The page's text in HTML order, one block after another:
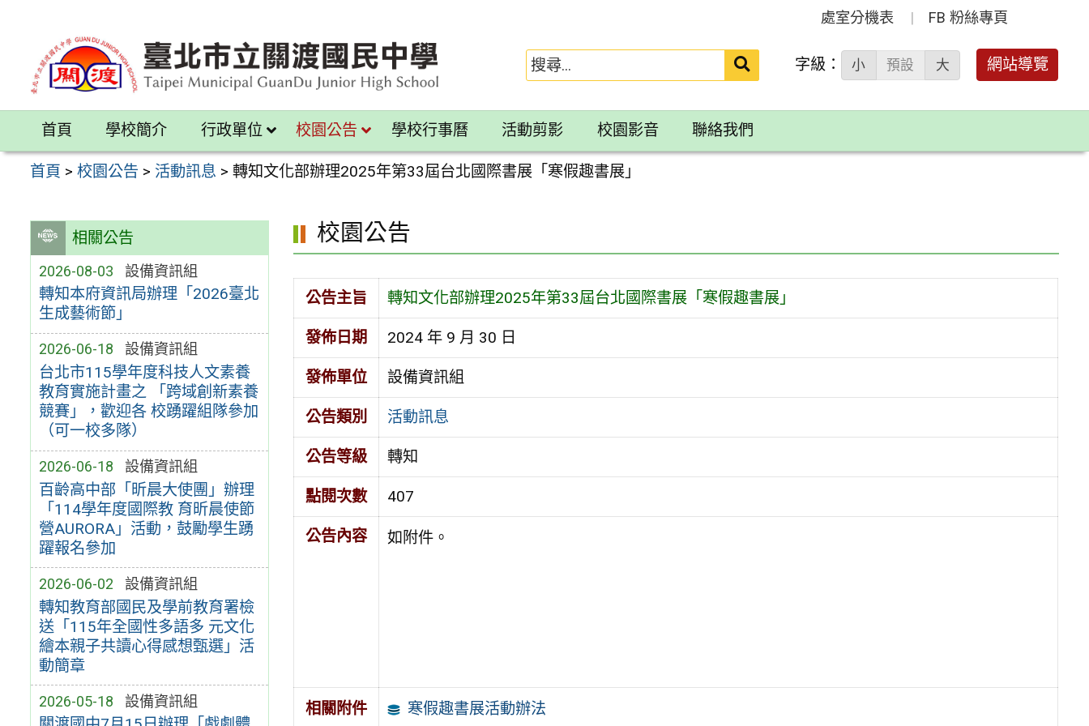
內
區
處室分機表 FB 粉絲專頁
送出 字級： 小 預設 大 網站導覽
首頁 學校簡介 行政單位 校園公告 學校行事曆 活動剪影 校園影音 聯絡我們
首頁 >校園公告 > 活動訊息 >轉知文化部辦理2025年第33屆台北國際書展「寒假趣書展」
相關公告
2026-08-03 設備資訊組
轉知本府資訊局辦理「2026臺北
生成藝術節」
2026-06-18 設備資訊組
台北市115學年度科技人文素養
教育實施計畫之 「跨域創新素養
競賽」，歡迎各 校踴躍組隊參加
（可一校多隊）
2026-06-18 設備資訊組
百齡高中部「昕晨大使團」辦理
「114學年度國際教 育昕晨使節
營AURORA」活動，鼓勵學生踴
躍報名參加
2026-06-02 設備資訊組
轉知教育部國民及學前教育署檢
送「115年全國性多語多 元文化
繪本親子共讀心得感想甄選」活
動簡章
2026-05-18 設備資訊組
校園公告
公告主旨 轉知文化部辦理2025年第33屆台北國際書展「寒假趣書展」
發佈日期 2024 年 9 月 30 日
發佈單位 設備資訊組
公告類別 活動訊息
公告等級 轉知
點閱次數 407
公告內容 如附件。
相關附件 寒假趣書展活動辦法